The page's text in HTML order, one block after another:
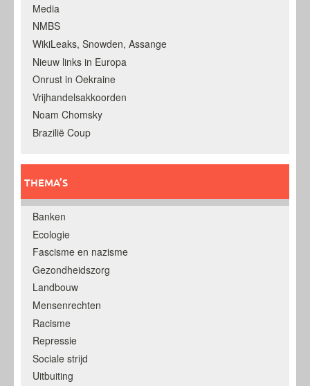
Media
NMBS
WikiLeaks, Snowden, Assange
Nieuw links in Europa
Onrust in Oekraine
Vrijhandelsakkoorden
Noam Chomsky
Brazilië Coup
THEMA’S
Banken
Ecologie
Fascisme en nazisme
Gezondheidszorg
Landbouw
Mensenrechten
Racisme
Repressie
Sociale strijd
Uitbuiting